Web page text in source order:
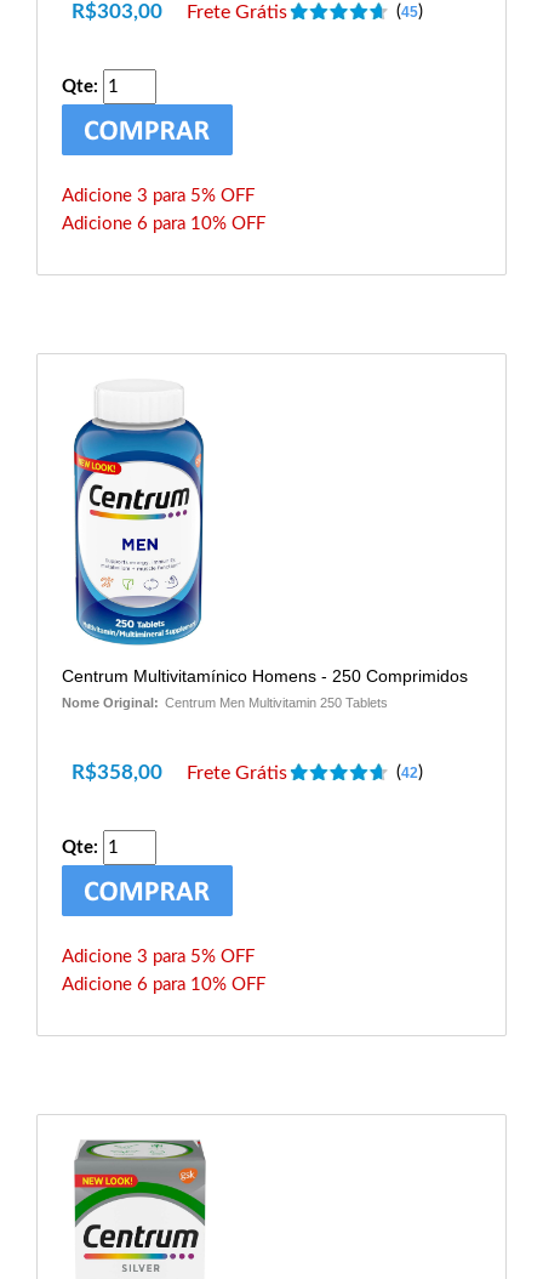
R$303,00 Frete Grátis (45)
Qte:
Adicione 3 para 5% OFF
Adicione 6 para 10% OFF
Centrum Multivitamínico Homens - 250 Comprimidos
Nome Original: Centrum Men Multivitamin 250 Tablets
R$358,00 Frete Grátis (42)
Qte:
Adicione 3 para 5% OFF
Adicione 6 para 10% OFF